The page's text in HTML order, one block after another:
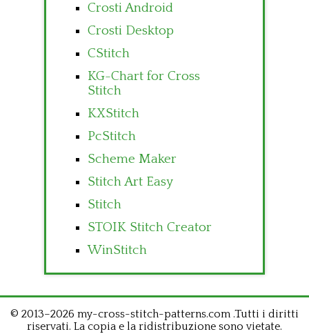
Crosti Android
Crosti Desktop
CStitch
KG-Chart for Cross
Stitch
KXStitch
PcStitch
Scheme Maker
Stitch Art Easy
Stitch
STOIK Stitch Creator
WinStitch
© 2013–2026 my-cross-stitch-patterns.com .Tutti i diritti
riservati. La copia e la ridistribuzione sono vietate.